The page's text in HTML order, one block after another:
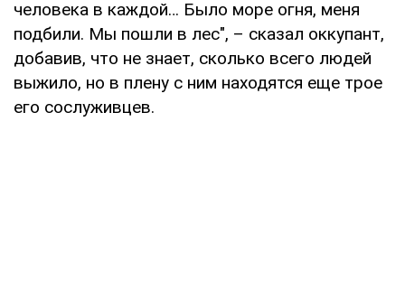
человека в каждой… Было море огня, меня
подбили. Мы пошли в лес", – сказал оккупант,
добавив, что не знает, сколько всего людей
выжило, но в плену с ним находятся еще трое
его сослуживцев.